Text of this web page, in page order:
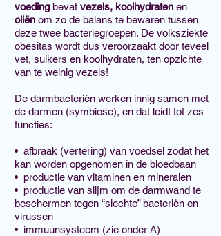
voedingbevat vezels, koolhydraten en
oliën om zo de balans te bewaren tussen
deze twee bacteriegroepen. De volksziekte
obesitas wordt dus veroorzaakt door teveel
vet, suikers en koolhydraten, ten opzichte
van te weinig vezels!
De darmbacteriën werken innig samen met
de darmen (symbiose), en dat leidt tot zes
functies:
• afbraak (vertering) van voedsel zodat het
kan worden opgenomen in de bloedbaan
• productie van vitaminen en mineralen
• productie van slijm om de darmwand te
beschermen tegen “slechte” bacteriën en
virussen
• immuunsysteem (zie onder A)